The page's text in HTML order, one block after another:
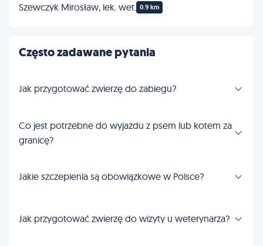
Szewczyk Mirosław, lek. wet. 0.9 km
Często zadawane pytania
Jak przygotować zwierzę do zabiegu?
Co jest potrzebne do wyjazdu z psem lub kotem za
granicę?
Jakie szczepienia są obowiązkowe w Polsce?
Jak przygotować zwierzę do wizyty u weterynarza?